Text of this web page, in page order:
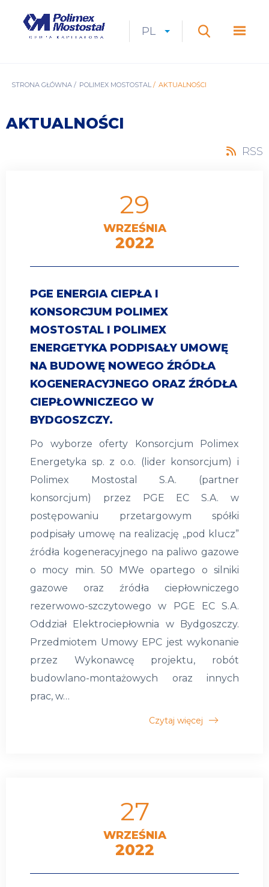
Mostostal
CURRENT
PL
ROZWIŃ
LANGUAGESZUKAJ
ŚCIEŻKA
STRONA GŁÓWNA POLIMEX MOSTOSTAL AKTUALNOŚCI
AKTUALNOŚCI
RSS
29
WRZEŚNIA
2022
PGE ENERGIA CIEPŁA I
KONSORCJUM POLIMEX
MOSTOSTAL I POLIMEX
ENERGETYKA PODPISAŁY UMOWĘ
NA BUDOWĘ NOWEGO ŹRÓDŁA
KOGENERACYJNEGO ORAZ ŹRÓDŁA
CIEPŁOWNICZEGO W
BYDGOSZCZY.
Po wyborze oferty Konsorcjum Polimex
Energetyka sp. z o.o. (lider konsorcjum) i
Polimex Mostostal S.A. (partner
konsorcjum) przez PGE EC S.A. w
postępowaniu przetargowym spółki
podpisały umowę na realizację „pod klucz”
źródła kogeneracyjnego na paliwo gazowe
o mocy min. 50 MWe opartego o silniki
gazowe oraz źródła ciepłowniczego
rezerwowo-szczytowego w PGE EC S.A.
Oddział Elektrociepłownia w Bydgoszczy.
Przedmiotem Umowy EPC jest wykonanie
przez Wykonawcę projektu, robót
budowlano-montażowych oraz innych
prac, w…
Czytaj więcej
27
WRZEŚNIA
2022